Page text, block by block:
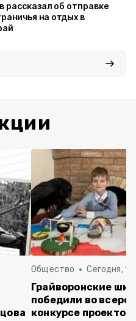
рассказал об отправке
на отдых в
Общество Сегодня,
Грайворонские
победили во
конкурсе проектов